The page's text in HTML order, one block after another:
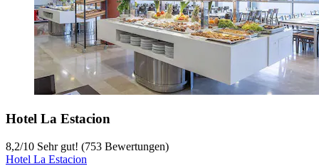
Hotel La Estacion
8,2/10 Sehr gut! (753 Bewertungen)
Hotel La Estacion